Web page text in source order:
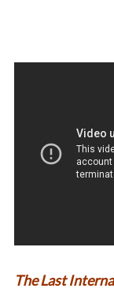
The Last